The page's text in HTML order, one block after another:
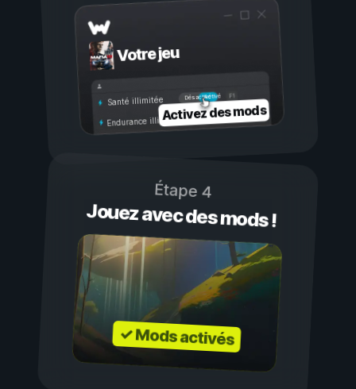
Votre jeu
Activé
Désactivé
Santé illimitée
Endurance illimitéeActivez des mods
Étape 4
Jouez avec des mods !
✓ Mods activés